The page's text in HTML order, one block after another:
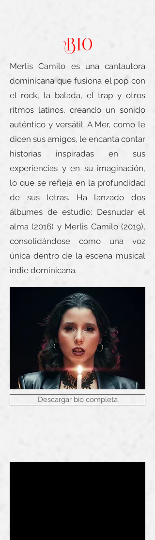
Merlis Camilo es una cantautora
dominicana que fusiona el pop con
el rock, la balada, el trap y otros
ritmos latinos, creando un sonido
auténtico y versátil. A Mer, como le
dicen sus amigos, le encanta contar
historias inspiradas en sus
experiencias y en su imaginación,
lo que se refleja en la profundidad
de sus letras. Ha lanzado dos
álbumes de estudio: Desnudar el
alma (2016) y Merlis Camilo (2019),
consolidándose como una voz
única dentro de la escena musical
indie dominicana.
Descargar bio completa